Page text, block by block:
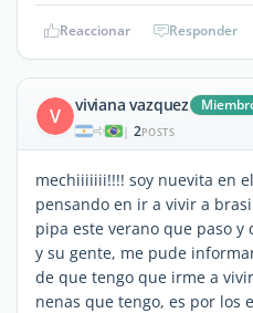
Reaccionar Responder
V viviana vazquez
| 2POSTS
mechiiiiiii!!!! soy nuevita en
pensando en ir a vivir a
pipa este verano que paso
y su gente, me pude
de que tengo que irme a
nenas que tengo, es por los